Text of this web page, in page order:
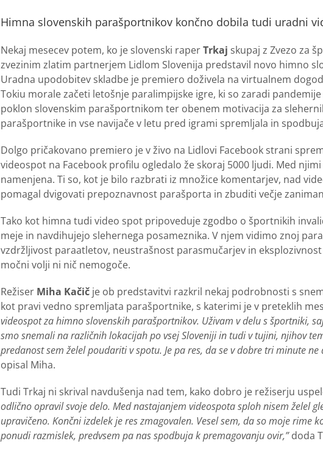
Himna slovenskih parašportnikov končno dobila tudi uradni
Nekaj mesecev potem, ko je slovenski raperTrkaj skupaj z Zvezo za
zvezinim zlatim partnerjem Lidlom Slovenija predstavil novo himno
Uradna upodobitev skladbe je premiero doživela na virtualnem
Tokiu morale začeti letošnje paralimpijske igre, ki so zaradi
poklon slovenskim parašportnikom ter obenem motivacija za
parašportnike in vse navijače v letu pred igrami spremljala in
Dolgo pričakovano premiero je v živo na Lidlovi Facebook strani
videospot na Facebook profilu ogledalo že skoraj 5000 ljudi. Med
namenjena. Ti so, kot je bilo razbrati iz množice komentarjev, nad
pomagal dvigovati prepoznavnost parašporta in zbuditi večje
Tako kot himna tudi video spot pripoveduje zgodbo o športnikih
meje in navdihujejo slehernega posameznika. V njem vidimo znoj
vzdržljivost paraatletov, neustrašnost parasmučarjev in
močni volji ni nič nemogoče.
Režiser Miha Kačič je ob predstavitvi razkril nekaj podrobnosti s
kot pravi vedno spremljata parašportnike, s katerimi je v preteklih
videospot za himno slovenskih parašportnikov. Uživam v delu s športniki,
smo snemali na različnih lokacijah po vsej Sloveniji in tudi v tujini, njihov
predanost sem želel poudariti v spotu. Je pa res, da se v dobre tri minute
opisal Miha.
Tudi Trkaj ni skrival navdušenja nad tem, kako dobro je režiserju
odlično opravil svoje delo. Med nastajanjem videospota sploh nisem želel
upravičeno. Končni izdelek je res zmagovalen. Vesel sem, da so moje
ponudi razmislek, predvsem pa nas spodbuja k premagovanju ovir,”doda